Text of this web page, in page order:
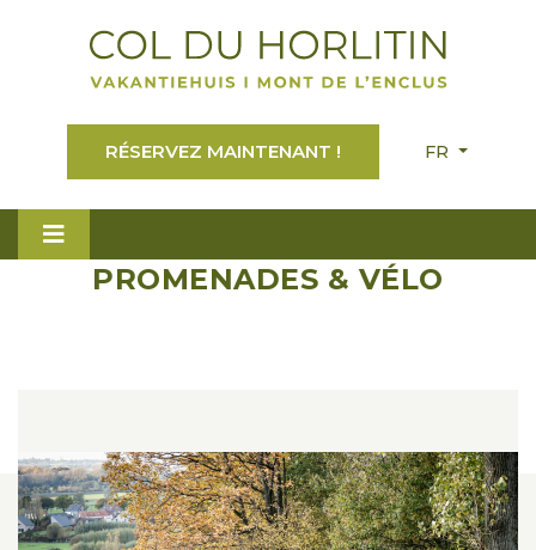
RÉSERVEZ MAINTENANT ! FR
PROMENADES & VÉLO